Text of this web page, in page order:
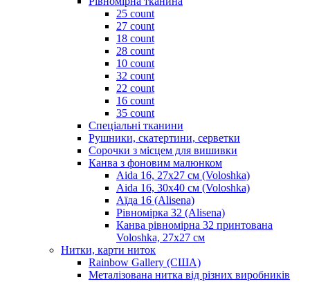
25 count
27 count
18 count
28 count
10 count
32 count
22 count
16 count
35 count
Спеціальні тканини
Рушники, скатертини, серветки
Сорочки з місцем для вишивки
Канва з фоновим малюнком
Aida 16, 27х27 см (Voloshka)
Aida 16, 30х40 см (Voloshka)
Аїда 16 (Alisena)
Рівномірка 32 (Alisena)
Канва рівномірна 32 принтована
Voloshka, 27х27 см
Нитки, карти ниток
Rainbow Gallery (США)
Металізована нитка від різних виробників